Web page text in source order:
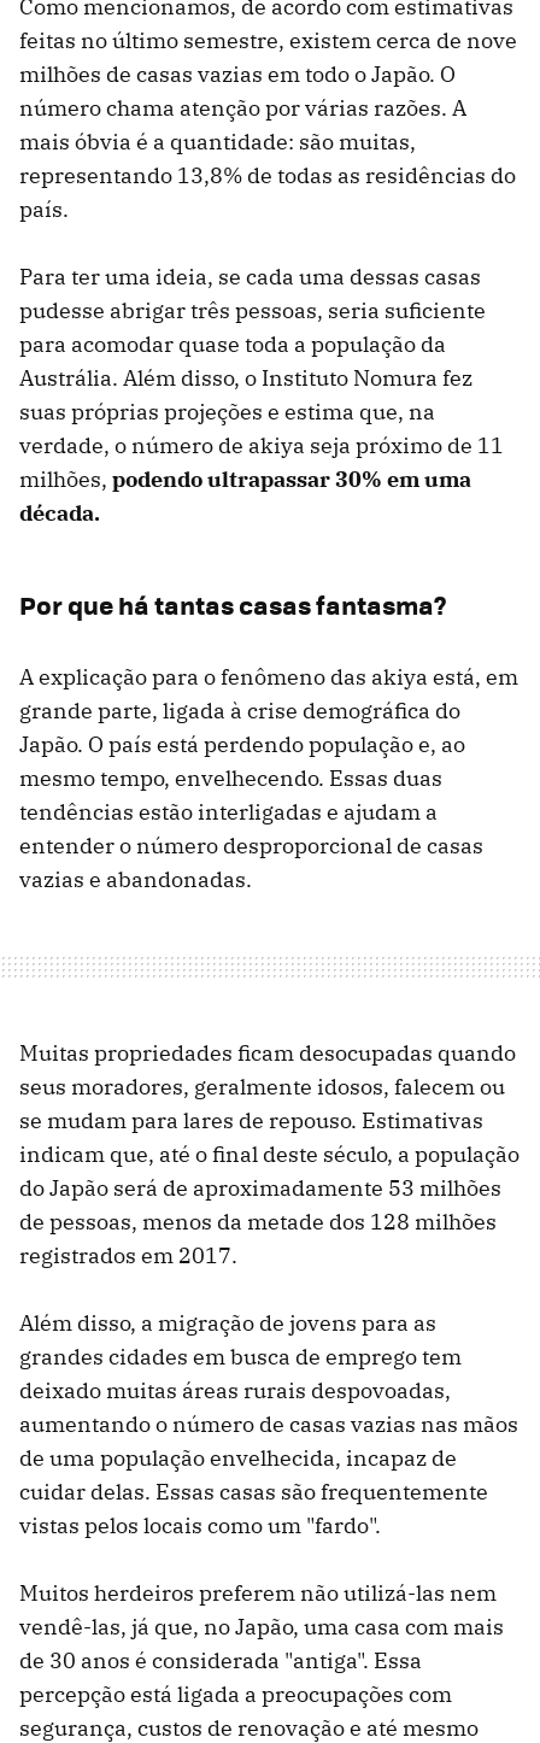
Como mencionamos, de acordo com estimativas
feitas no último semestre, existem cerca de nove
milhões de casas vazias em todo o Japão. O
número chama atenção por várias razões. A
mais óbvia é a quantidade: são muitas,
representando 13,8% de todas as residências do
país.
Para ter uma ideia, se cada uma dessas casas
pudesse abrigar três pessoas, seria suficiente
para acomodar quase toda a população da
Austrália. Além disso, o Instituto Nomura fez
suas próprias projeções e estima que, na
verdade, o número de akiya seja próximo de 11
milhões, podendo ultrapassar 30% em uma
década.
Por que há tantas casas fantasma?
A explicação para o fenômeno das akiya está, em
grande parte, ligada à crise demográfica do
Japão. O país está perdendo população e, ao
mesmo tempo, envelhecendo. Essas duas
tendências estão interligadas e ajudam a
entender o número desproporcional de casas
vazias e abandonadas.
Muitas propriedades ficam desocupadas quando
seus moradores, geralmente idosos, falecem ou
se mudam para lares de repouso. Estimativas
indicam que, até o final deste século, a população
do Japão será de aproximadamente 53 milhões
de pessoas, menos da metade dos 128 milhões
registrados em 2017.
Além disso, a migração de jovens para as
grandes cidades em busca de emprego tem
deixado muitas áreas rurais despovoadas,
aumentando o número de casas vazias nas mãos
de uma população envelhecida, incapaz de
cuidar delas. Essas casas são frequentemente
vistas pelos locais como um "fardo".
Muitos herdeiros preferem não utilizá-las nem
vendê-las, já que, no Japão, uma casa com mais
de 30 anos é considerada "antiga". Essa
percepção está ligada a preocupações com
segurança, custos de renovação e até mesmo